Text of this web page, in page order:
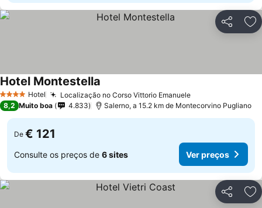
Partilhar
4 EstrelasHotel Localização no Corso Vittorio EmanueleVer preços
Hotel Montestella
8,2 Muito boa 4.833 Salerno, a 15.2 km de Montecorvino Pugliano
De € 121
Consulte os preços de 6 sites Ver preços
Partilhar